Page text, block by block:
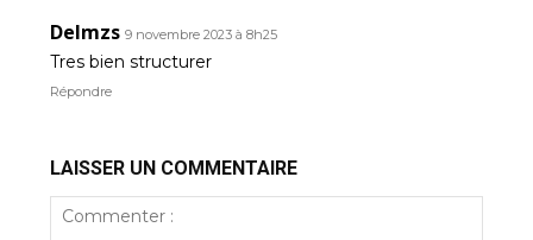
Delmzs 9 novembre 2023 à 8h25
Tres bien structurer
Répondre
LAISSER UN COMMENTAIRE